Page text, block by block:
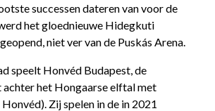
successen dateren van voor de
het gloednieuwe Hidegkuti
niet ver van de Puskás Arena.
speelt Honvéd Budapest, de
het Hongaarse elftal met
Zij spelen in de in 2021